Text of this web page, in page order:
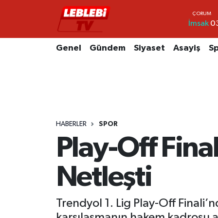
İmsak
Genel Gündem Siyaset Asayiş
HABERLER SPOR
Play-Off
Netleşti
Trendyol 1. Lig Play-Off
Hava Durumu
Tüm Manşetler
Son Dakika Haberleri
Haber Arşivi